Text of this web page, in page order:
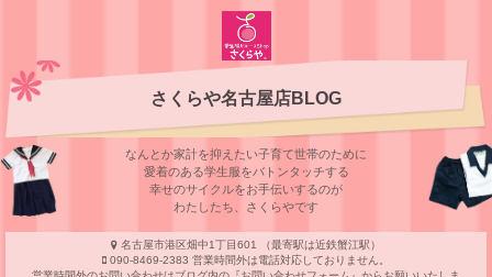
さくらや名古屋店BLOG
なんとか家計を抑えたい子育て世帯のために
愛着のある学⽣服をバトンタッチする
幸せのサイクルをお⼿伝いするのが
わたしたち、さくらやです
名古屋市港区畑中1丁目601 （最寄駅は近鉄蟹江駅）
090-8469-2383 営業時間外は電話対応しておりません。